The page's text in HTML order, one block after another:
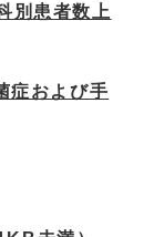
別患者数上
症および手